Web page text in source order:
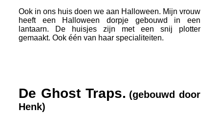
Ook in ons huis doen we aan Halloween. Mijn vrouw
heeft een Halloween dorpje gebouwd in een
lantaarn. De huisjes zijn met een snij plotter
gemaakt. Ook één van haar specialiteiten.
De Ghost Traps. (gebouwd door
Henk)